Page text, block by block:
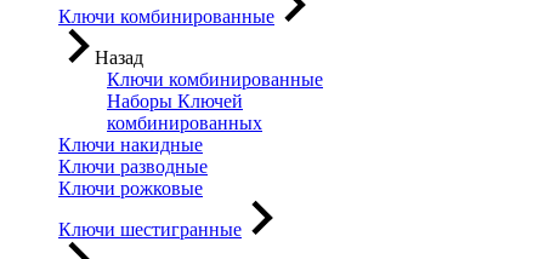
Ключи комбинированные
Назад
Ключи комбинированные
Наборы Ключей
комбинированных
Ключи накидные
Ключи разводные
Ключи рожковые
Ключи шестигранные